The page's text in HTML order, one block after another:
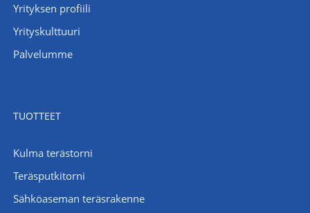
Yrityksen profiili
Yrityskulttuuri
Palvelumme
TUOTTEET
Kulma terästorni
Teräsputkitorni
Sähköaseman teräsrakenne